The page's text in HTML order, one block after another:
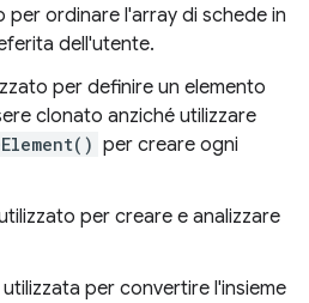
per ordinare l'array di schede in
dell'utente.
per definire un elemento
clonato anziché utilizzare
per creare ogni
per creare e analizzare
utilizzata per convertire l'insieme